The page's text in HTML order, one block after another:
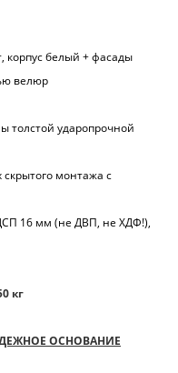
корпус белый + фасады
велюр
толстой ударопрочной
монтажа с
16 мм (не ДВП, не ХДФ!),
кг
ОСНОВАНИЕ